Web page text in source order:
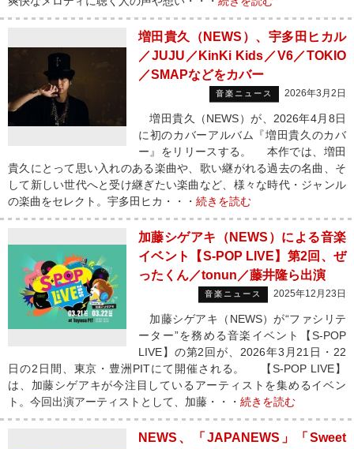
増田貴久（NEWS）、宇多田ヒカル
／JUJU／KinKi Kids／V6／TOKIO
／SMAPなどをカバー
音楽ニュース 2026年3月2日
増田貴久（NEWS）が、2026年4月8日
に初のカバーアルバム『増田貴久のカバ
ー』をリリースする。 本作では、増田
貴久にとって思い入れのある楽曲や、歌い継がれる過去の名曲、そ
して新しい世代へと受け継ぎたい楽曲など、様々な時代・ジャンル
の楽曲をセレクト。宇多田ヒカ・・・ 続きを読む
加藤シゲアキ（NEWS）による音楽
イベント【S-POP LIVE】第2回、ぜ
ったくん／tonun／藤井隆ら出演
音楽ニュース 2025年12月23日
加藤シゲアキ（NEWS）が“ファシリテ
ーター”を務める音楽イベント【S-POP
LIVE】の第2回が、2026年3月21日・22
日の2日間、東京・豊洲PITにて開催される。 【S-POP LIVE】
は、加藤シゲアキが今注目しているアーティストを集めるイベン
ト。今回出演アーティストとして、加藤・・・ 続きを読む
NEWS、「JAPANEWS」「Sweet